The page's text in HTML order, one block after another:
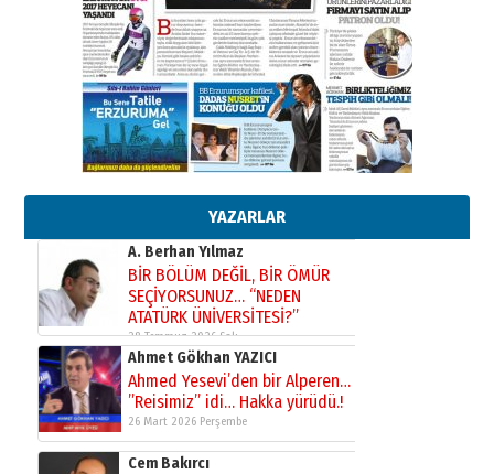
YAZARLAR
Kenan GÜLERCİ
Murat Şahsuvaroğlu ERKON’da
çıtayı yukarı taşırken,
yönetimdekiler aşağı
çekmemeli!
17 Şubat 2026 SalıOrhan BOZKURT
Bir fotoğraf, bir şehir, bir
A. Berhan Yılmaz
BİR BÖLÜM DEĞİL, BİR ÖMÜR
SEÇİYORSUNUZ… “NEDEN
ATATÜRK ÜNİVERSİTESİ?”
28 Temmuz 2026 Salı
Ahmet Gökhan YAZICI
Ahmed Yesevi’den bir Alperen…
”Reisimiz” idi… Hakka yürüdü.!
26 Mart 2026 Perşembe
Cem Bakırcı